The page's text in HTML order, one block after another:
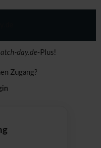
day.de-Plus!
Zugang?